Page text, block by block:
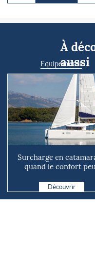
À
aussi
Equipements
Surcharge en
quand le confort
Découvrir